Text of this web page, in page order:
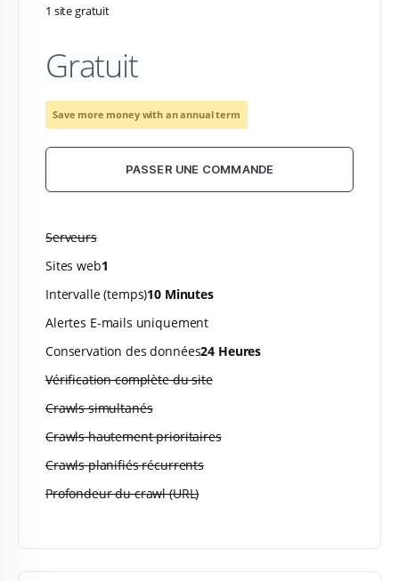
1 site gratuit
Gratuit
Save more money with an annual term
PASSER UNE COMMANDE
Serveurs
Sites web1
Intervalle (temps)10 Minutes
Alertes E-mails uniquement
Conservation des données24 Heures
Vérification complète du site
Crawls simultanés
Crawls hautement prioritaires
Crawls planifiés récurrents
Profondeur du crawl (URL)